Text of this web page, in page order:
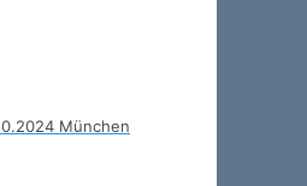
München